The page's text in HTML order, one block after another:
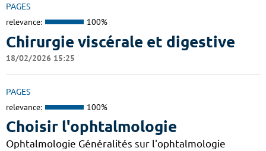
PAGES
relevance: 100%
Chirurgie viscérale et digestive
18/02/2026 15:25
PAGES
relevance: 100%
Choisir l'ophtalmologie
Ophtalmologie Généralités sur l'ophtalmologie